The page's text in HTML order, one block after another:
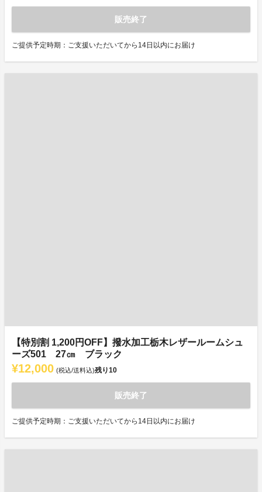
販売終了
ご提供予定時期：ご支援いただいてから14日以内にお届け
【特別割 1,200円OFF】撥水加工栃木レザールームシュ
ーズ501 27㎝ ブラック
¥12,000 (税込/送料込)残り10
販売終了
ご提供予定時期：ご支援いただいてから14日以内にお届け